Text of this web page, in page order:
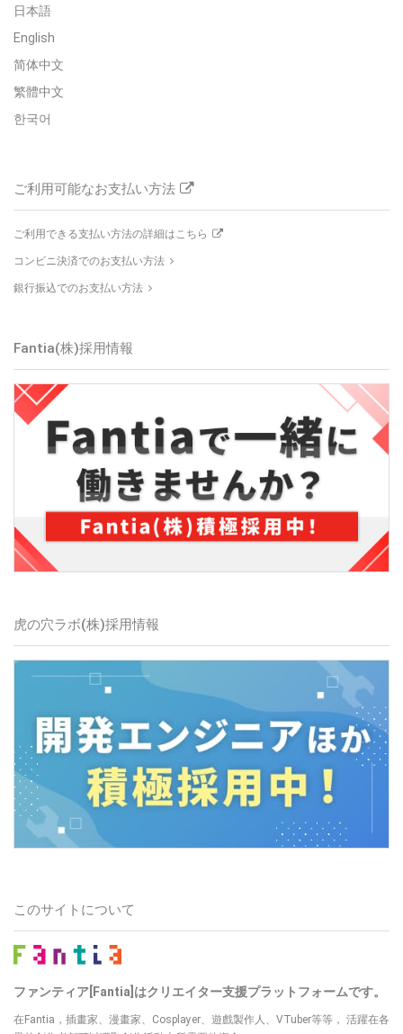
日本語
English
简体中文
繁體中文
한국어
ご利用可能なお支払い方法
ご利用できる支払い方法の詳細はこちら
コンビニ決済でのお支払い方法
銀行振込でのお支払い方法
Fantia(株)採用情報
虎の穴ラボ(株)採用情報
このサイトについて
ファンティア[Fantia]はクリエイター支援プラットフォームです。
在Fantia，插畫家、漫畫家、Cosplayer、遊戲製作人、VTuber等等， 活躍在各